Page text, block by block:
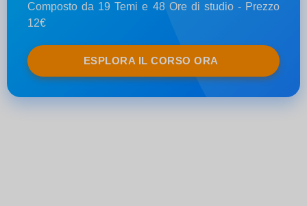
Composto da 19 Temi e 48 Ore di studio - Prezzo
12€
ESPLORA IL CORSO ORA